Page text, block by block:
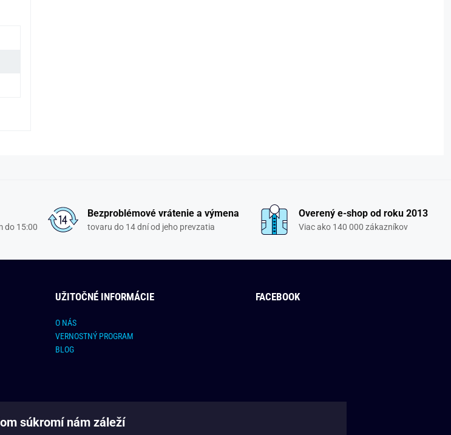
do 15:00
Bezproblémové vrátenie a výmena
tovaru do 14 dní od jeho prevzatia
Overený e-shop od roku 2013
Viac ako 140 000 zákazníkov
UŽITOČNÉ INFORMÁCIE
O NÁS
VERNOSTNÝ PROGRAM
BLOG
FACEBOOK
súkromí nám záleží